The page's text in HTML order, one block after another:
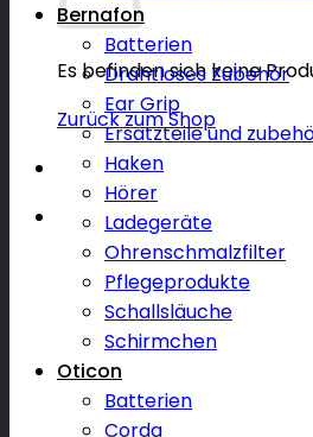
Es befinden sich keine
Zurück zum Shop
Bernafon
Batterien
Drahtloses Zubehör
Ear Grip
Ersatzteile und
Haken
Hörer
Ladegeräte
Ohrenschmalzfilter
Pflegeprodukte
Schallsläuche
Schirmchen
Oticon
Batterien
Corda